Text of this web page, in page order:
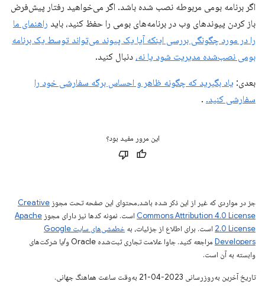
اگر برنامه بومی مربوطه نصب شده باشد. اگر می‌خواهید رفتار پیش‌فرض
باز کردن پیوندهای وب در برنامه‌های بومی را حفظ کنید، باید راهنمای ما
را در مورد چگونگی بررسی اینکه آیا یک پیوند می‌تواند توسط یک برنامه
بومی نصب‌شده مدیریت شود یا نه، دنبال کنید.
بعدی: یاد بگیرید که چگونه ظاهر و احساس برگه سفارشی خود را
سفارشی کنید. .
این مرور مفید بود؟
جز در مواردی که غیر از این ذکر شده باشد،‌محتوای این صفحه تحت مجوز Creative
Commons Attribution 4.0 License است. نمونه کدها نیز دارای مجوز Apache
2.0 License است. برای اطلاع از جزئیات، به
خطمشی‌های سایت Google
Developers‏
مراجعه کنید. جاوا علامت تجاری ثبت‌شده Oracle و/یا شرکت‌های
وابسته به آن است.
تاریخ آخرین به‌روزرسانی 2023-04-21 به‌وقت ساعت هماهنگ جهانی.